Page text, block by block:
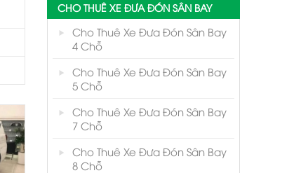
CHO THUÊ XE ĐƯA ĐÓN SÂN BAY
Cho Thuê Xe Đưa Đón Sân Bay
4 Chỗ
Cho Thuê Xe Đưa Đón Sân Bay
5 Chỗ
Cho Thuê Xe Đưa Đón Sân Bay
7 Chỗ
Cho Thuê Xe Đưa Đón Sân Bay
8 Chỗ